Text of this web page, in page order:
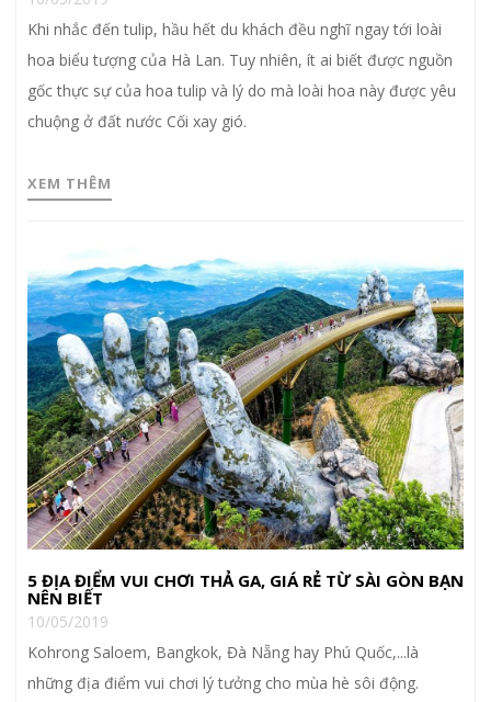
Khi nhắc đến tulip, hầu hết du khách đều nghĩ ngay tới loài
hoa biểu tượng của Hà Lan. Tuy nhiên, ít ai biết được nguồn
gốc thực sự của hoa tulip và lý do mà loài hoa này được yêu
chuộng ở đất nước Cối xay gió.
XEM THÊM
5 ĐỊA ĐIỂM VUI CHƠI THẢ GA, GIÁ RẺ TỪ SÀI GÒN BẠN
NÊN BIẾT
10/05/2019
Kohrong Saloem, Bangkok, Đà Nẵng hay Phú Quốc,...là
những địa điểm vui chơi lý tưởng cho mùa hè sôi động.